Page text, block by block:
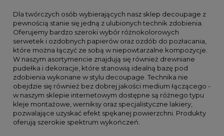
Dla twórczych osób wybierających nasz sklep decoupage z
pewnością stanie się jedną z ulubionych technik zdobienia.
Oferujemy bardzo szeroki wybór różnokolorowych
serwetek i ozdobnych papierów oraz ozdób do pozłacania,
które można łączyć ze sobą w niepowtarzalne kompozycje.
W naszym asortymencie znajdują się również drewniane
pudełka i dekoracje, które stanowią idealną bazę pod
zdobienia wykonane w stylu decoupage. Technika nie
obejdzie się również bez dobrej jakości medium łączącego -
w naszym sklepie internetowym dostępne są różnego typu
kleje montażowe, werniksy oraz specjalistyczne lakiery,
pozwalające uzyskać efekt spękanej powierzchni. Produkty
oferują szerokie spektrum wykończeń.